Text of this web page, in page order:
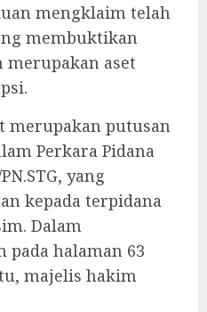
mengklaim telah
membuktikan
merupakan aset
merupakan putusan
Perkara Pidana
yang
kepada terpidana
Dalam
halaman 63
majelis hakim